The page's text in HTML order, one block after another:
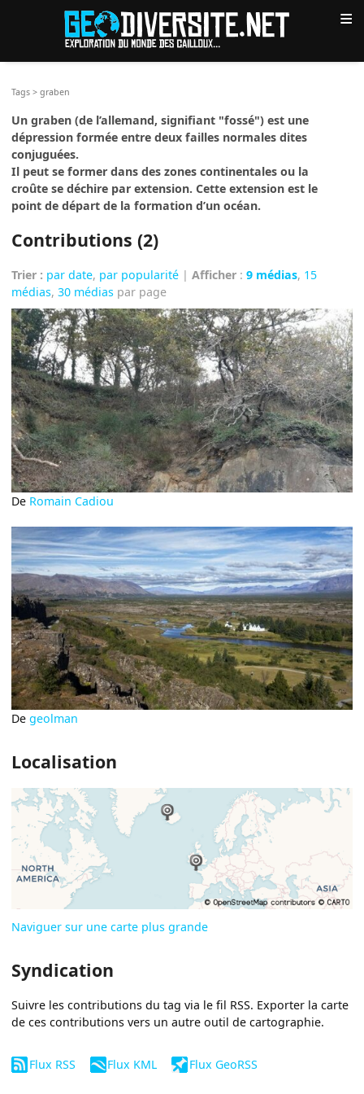
≡
Tags >graben
Un graben (de l’allemand, signifiant "fossé") est une
dépression formée entre deux failles normales dites
conjuguées.
Il peut se former dans des zones continentales ou la
croûte se déchire par extension. Cette extension est le
point de départ de la formation d’un océan.
Contributions (2)
Trier : par date, par popularité |Afficher :9 médias, 15
médias,30 médias par page
De Romain Cadiou
Degeolman
Localisation
Naviguer sur une carte plus grande
Syndication
Suivre les contributions du tag via le fil RSS. Exporter la carte
de ces contributions vers un autre outil de cartographie.
Flux RSS Flux KML Flux GeoRSS